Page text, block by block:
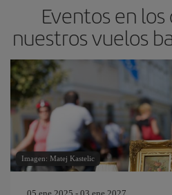
Eventos en
nuestros vuelos
Imagen: Matej Kastelic